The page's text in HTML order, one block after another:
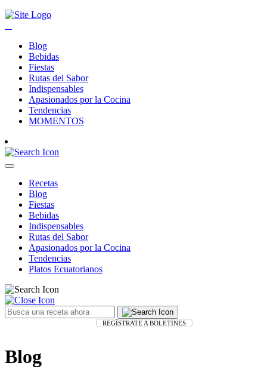
Blog
Bebidas
Fiestas
Rutas del Sabor
Indispensables
Apasionados por la Cocina
Tendencias
MOMENTOS
Recetas
Blog
Fiestas
Bebidas
Indispensables
Rutas del Sabor
Apasionados por la Cocina
Tendencias
Platos Ecuatorianos
REGÍSTRATE A BOLETINES
Blog